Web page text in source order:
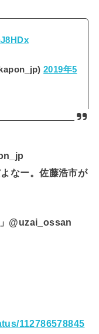
2019年5
なー。佐藤浩市が
@uzai_ossan
112786578845